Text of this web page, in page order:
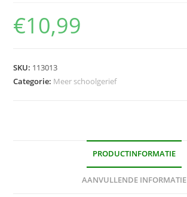
€10,99
SKU: 113013
Categorie: Meer schoolgerief
PRODUCTINFORMATIE
AANVULLENDE INFORMATIE